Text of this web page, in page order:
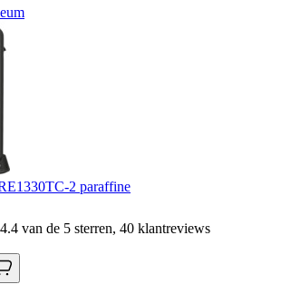
2 paraffine
van de 5 sterren, 40 klantreviews